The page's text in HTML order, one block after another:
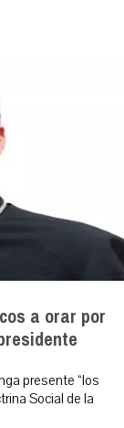
a orar por
presente “los
Social de la